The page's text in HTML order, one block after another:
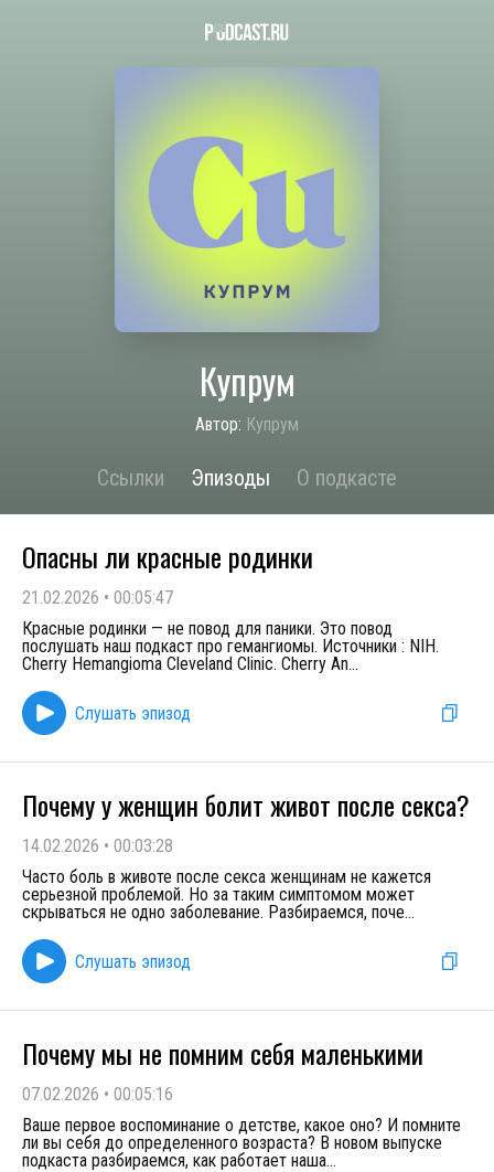
Купрум
Автор: Купрум
Ссылки Эпизоды О подкасте
Опасны ли красные родинки
21.02.2026 • 00:05:47
Красные родинки — не повод для паники. Это повод
послушать наш подкаст про гемангиомы. Источники : NIH.
Cherry Hemangioma Cleveland Clinic. Cherry An...
Слушать эпизод
Почему у женщин болит живот после секса?
14.02.2026 • 00:03:28
Часто боль в животе после секса женщинам не кажется
серьезной проблемой. Но за таким симптомом может
скрываться не одно заболевание. Разбираемся, поче...
Слушать эпизод
Почему мы не помним себя маленькими
07.02.2026 • 00:05:16
Ваше первое воспоминание о детстве, какое оно? И помните
ли вы себя до определенного возраста? В новом выпуске
подкаста разбираемся, как работает наша...